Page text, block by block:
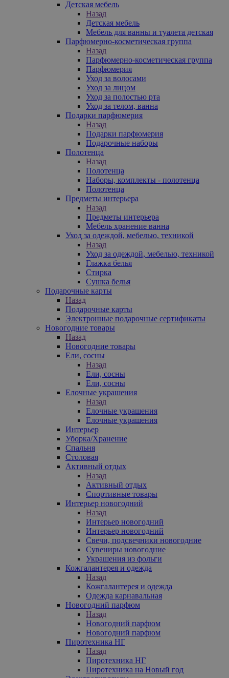
Детская мебель
Назад
Детская мебель
Мебель для ванны и туалета детская
Парфюмерно-косметическая группа
Назад
Парфюмерно-косметическая группа
Парфюмерия
Уход за волосами
Уход за лицом
Уход за полостью рта
Уход за телом, ванна
Подарки парфюмерия
Назад
Подарки парфюмерия
Подарочные наборы
Полотенца
Назад
Полотенца
Наборы, комплекты - полотенца
Полотенца
Предметы интерьера
Назад
Предметы интерьера
Мебель хранение ванна
Уход за одеждой, мебелью, техникой
Назад
Уход за одеждой, мебелью, техникой
Глажка белья
Стирка
Сушка белья
Подарочные карты
Назад
Подарочные карты
Электронные подарочные сертификаты
Новогодние товары
Назад
Новогодние товары
Ели, сосны
Назад
Ели, сосны
Ели, сосны
Елочные украшения
Назад
Елочные украшения
Елочные украшения
Интерьер
Уборка/Хранение
Спальня
Столовая
Активный отдых
Назад
Активный отдых
Спортивные товары
Интерьер новогодний
Назад
Интерьер новогодний
Интерьер новогодний
Свечи, подсвечники новогодние
Сувениры новогодние
Украшения из фольги
Кожгалантерея и одежда
Назад
Кожгалантерея и одежда
Одежда карнавальная
Новогодний парфюм
Назад
Новогодний парфюм
Новогодний парфюм
Пиротехника НГ
Назад
Пиротехника НГ
Пиротехника на Новый год